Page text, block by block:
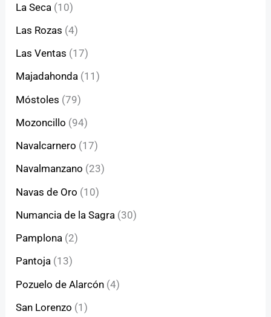
La Seca (10)
Las Rozas (4)
Las Ventas (17)
Majadahonda (11)
Móstoles (79)
Mozoncillo (94)
Navalcarnero (17)
Navalmanzano (23)
Navas de Oro (10)
Numancia de la Sagra (30)
Pamplona (2)
Pantoja (13)
Pozuelo de Alarcón (4)
San Lorenzo (1)